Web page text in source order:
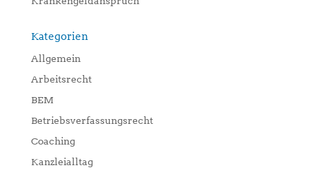
Kategorien
Allgemein
Arbeitsrecht
BEM
Betriebsverfassungsrecht
Coaching
Kanzleialltag